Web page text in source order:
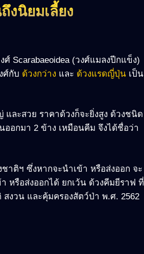
งนิยมเลี้ยง
Scarabaeoidea (วงศ์แมลงปีกแข็ง)
ศ์กับ ด้วงกว่าง และ ด้วงแรดญี่ปุ่น เป็น
ละสวย ราคาด้วงก็จะยิ่งสูง ด้วงชนิด
อกมา 2 ข้าง เหมือนคีม จึงได้ชื่อว่า
าติฯ ซึ่งหากจะนำเข้า หรือส่งออก จะ
หรือส่งออกได้ ยกเว้น ด้วงคีมยีราฟ ที่
งวน และคุ้มครองสัตว์ป่า พ.ศ. 2562